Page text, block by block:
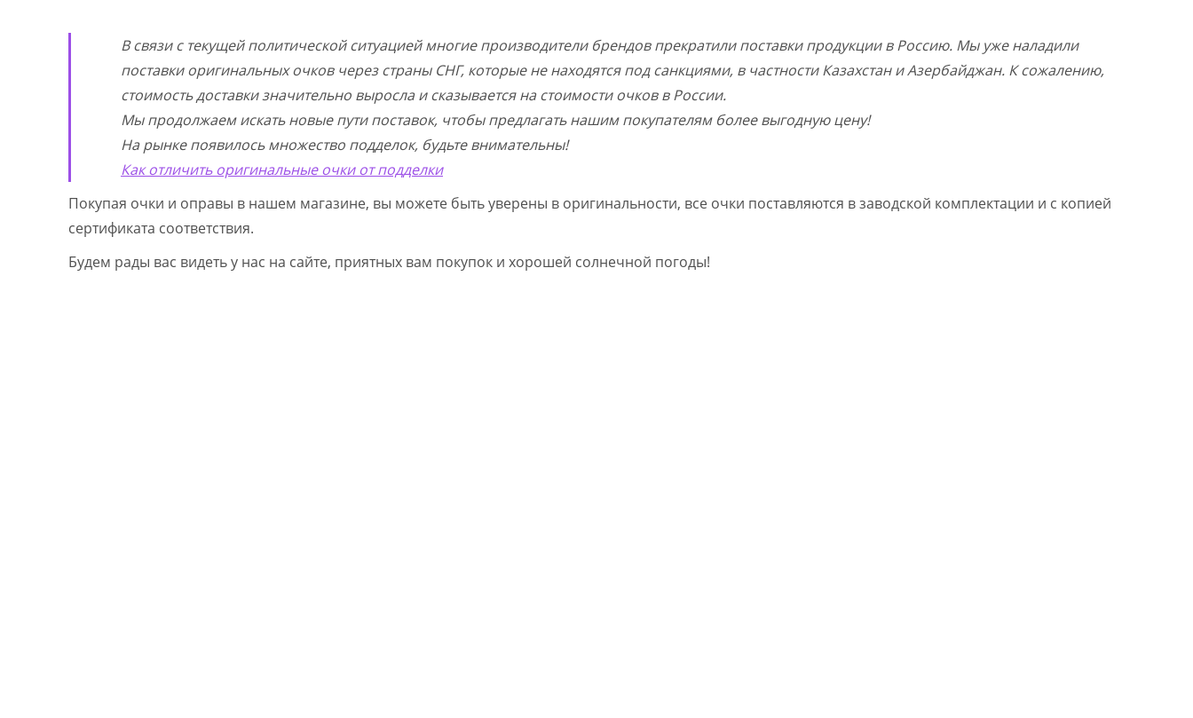
В связи с текущей политической ситуацией многие производители брендов прекратили поставки продукции в Россию. Мы уже наладили
поставки оригинальных очков через страны СНГ, которые не находятся под санкциями, в частности Казахстан и Азербайджан. К сожалению,
стоимость доставки значительно выросла и сказывается на стоимости очков в России.
Мы продолжаем искать новые пути поставок, чтобы предлагать нашим покупателям более выгодную цену!
На рынке появилось множество подделок, будьте внимательны!
Как отличить оригинальные очки от подделки
Покупая очки и оправы в нашем магазине, вы можете быть уверены в оригинальности, все очки поставляются в заводской комплектации и с копией
сертификата соответствия.
Будем рады вас видеть у нас на сайте, приятных вам покупок и хорошей солнечной погоды!